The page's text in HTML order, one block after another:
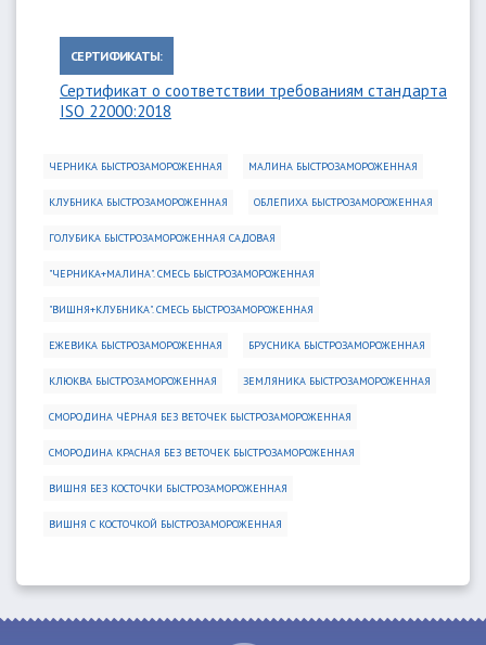
СЕРТИФИКАТЫ:
Сертификат о соответствии требованиям стандарта
ISO 22000:2018
ЧЕРНИКА БЫСТРОЗАМОРОЖЕННАЯ МАЛИНА БЫСТРОЗАМОРОЖЕННАЯ
КЛУБНИКА БЫСТРОЗАМОРОЖЕННАЯ ОБЛЕПИХА БЫСТРОЗАМОРОЖЕННАЯ
ГОЛУБИКА БЫСТРОЗАМОРОЖЕННАЯ САДОВАЯ
"ЧЕРНИКА+МАЛИНА". СМЕСЬ БЫСТРОЗАМОРОЖЕННАЯ
"ВИШНЯ+КЛУБНИКА". СМЕСЬ БЫСТРОЗАМОРОЖЕННАЯ
ЕЖЕВИКА БЫСТРОЗАМОРОЖЕННАЯ БРУСНИКА БЫСТРОЗАМОРОЖЕННАЯ
КЛЮКВА БЫСТРОЗАМОРОЖЕННАЯ ЗЕМЛЯНИКА БЫСТРОЗАМОРОЖЕННАЯ
СМОРОДИНА ЧЁРНАЯ БЕЗ ВЕТОЧЕК БЫСТРОЗАМОРОЖЕННАЯ
СМОРОДИНА КРАСНАЯ БЕЗ ВЕТОЧЕК БЫСТРОЗАМОРОЖЕННАЯ
ВИШНЯ БЕЗ КОСТОЧКИ БЫСТРОЗАМОРОЖЕННАЯ
ВИШНЯ С КОСТОЧКОЙ БЫСТРОЗАМОРОЖЕННАЯ